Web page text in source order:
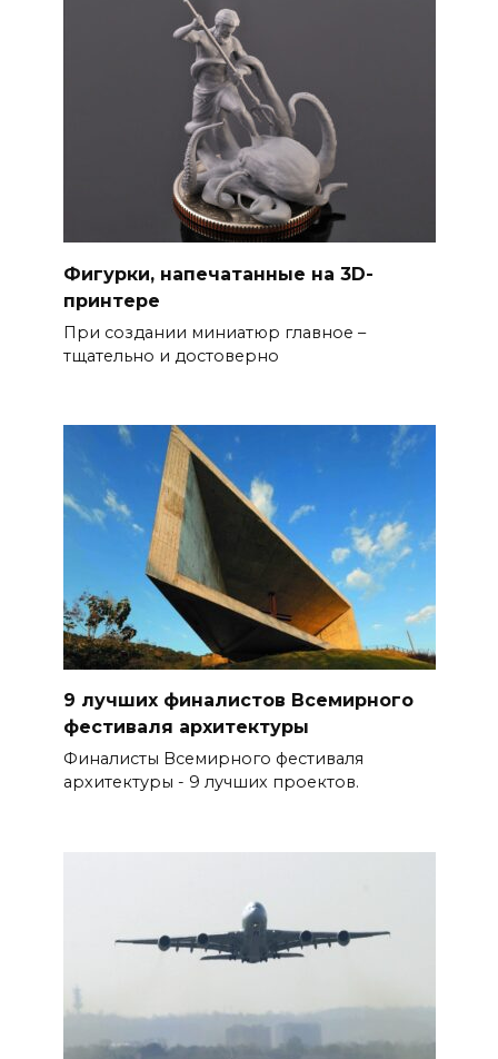
Фигурки, напечатанные на 3D-
принтере
При создании миниатюр главное –
тщательно и достоверно
9 лучших финалистов Всемирного
фестиваля архитектуры
Финалисты Всемирного фестиваля
архитектуры - 9 лучших проектов.